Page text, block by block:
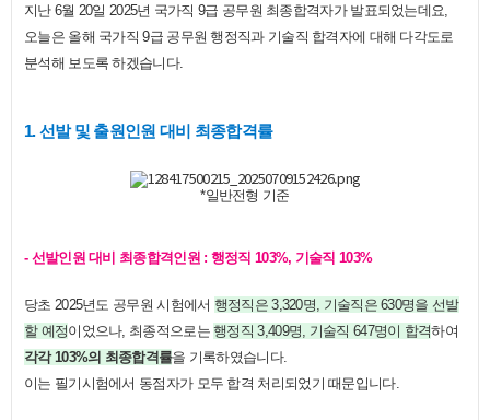
지난 6월 20일 2025년 국가직 9급 공무원 최종합격자가 발표되었는데요,
오늘은 올해 국가직 9급 공무원 행정직과 기술직 합격자에 대해 다각도로
분석해 보도록 하겠습니다.
1. 선발 및 출원인원 대비 최종합격률
*일반전형 기준
- 선발인원 대비 최종합격인원 : 행정직 103%, 기술직 103%
당초 2025년도 공무원 시험에서 행정직은 3,320명, 기술직은 630명을 선발
할 예정이었으나, 최종적으로는행정직 3,409명, 기술직 647명이 합격하여
각각 103%의 최종합격률을 기록하였습니다.
이는 필기시험에서 동점자가 모두 합격 처리되었기 때문입니다.